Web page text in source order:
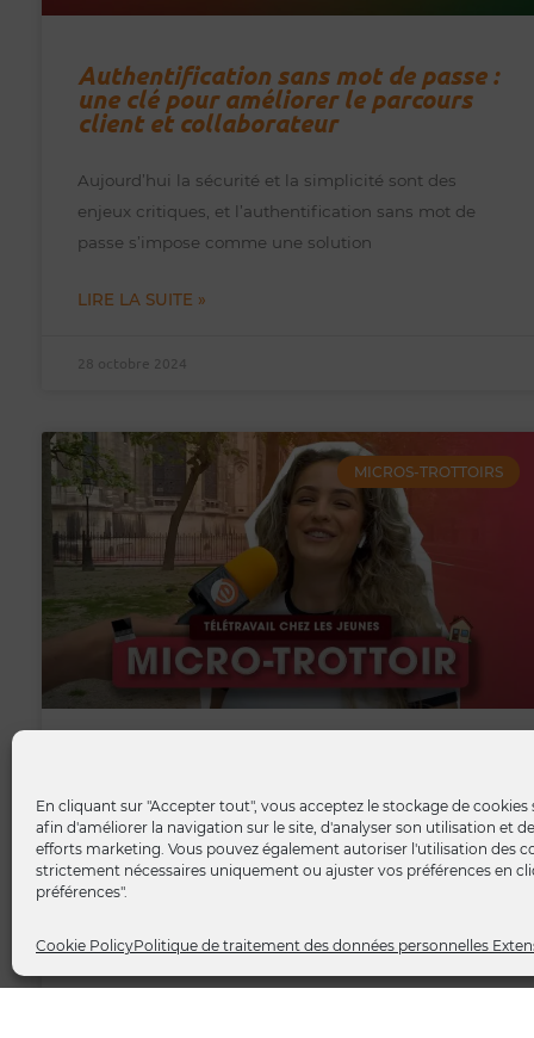
En cliquant sur "Accepter tout", vous acceptez le stockage de cookies
afin d'améliorer la navigation sur le site, d'analyser son utilisation et
efforts marketing. Vous pouvez également autoriser l'utilisation des
strictement nécessaires uniquement ou ajuster vos préférences en
préférences".
Cookie PolicyPolitique de traitement des données personnelles
Authentification sans mot de passe :
une clé pour améliorer le parcours
client et collaborateur
Aujourd’hui la sécurité et la simplicité sont des
enjeux critiques, et l’authentification sans mot de
passe s’impose comme une solution
LIRE LA SUITE »
28 octobre 2024
MICROS-TROTTOIRS
https://vimeo.com/986530702 [#MicroTrottoir] 📽️
Dans le cadre de notre série de Micro-trottoirs sur la